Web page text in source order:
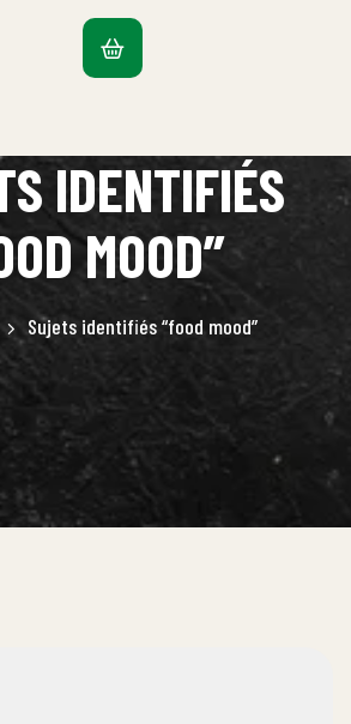
IDENTIFIÉS
MOOD”
Sujets identifiés “food mood”